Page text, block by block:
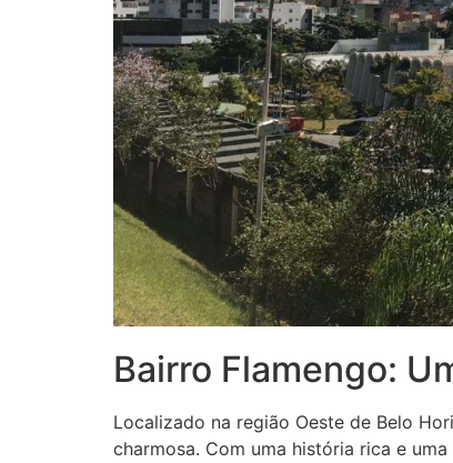
Bairro Flamengo:
Localizado na região Oeste de Belo
charmosa. Com uma história rica e